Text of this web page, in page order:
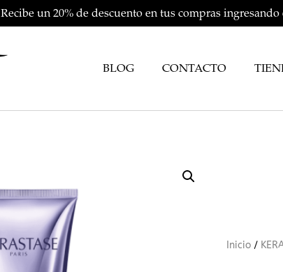
Recibe un 20% de descuento en tus compras
BLOG CONTACTO
Inicio /